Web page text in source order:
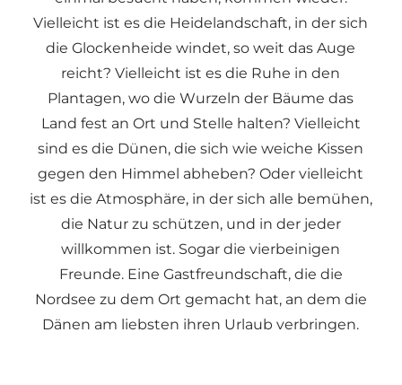
Vielleicht ist es die Heidelandschaft, in der sich
die Glockenheide windet, so weit das Auge
reicht? Vielleicht ist es die Ruhe in den
Plantagen, wo die Wurzeln der Bäume das
Land fest an Ort und Stelle halten? Vielleicht
sind es die Dünen, die sich wie weiche Kissen
gegen den Himmel abheben? Oder vielleicht
ist es die Atmosphäre, in der sich alle bemühen,
die Natur zu schützen, und in der jeder
willkommen ist. Sogar die vierbeinigen
Freunde. Eine Gastfreundschaft, die die
Nordsee zu dem Ort gemacht hat, an dem die
Dänen am liebsten ihren Urlaub verbringen.